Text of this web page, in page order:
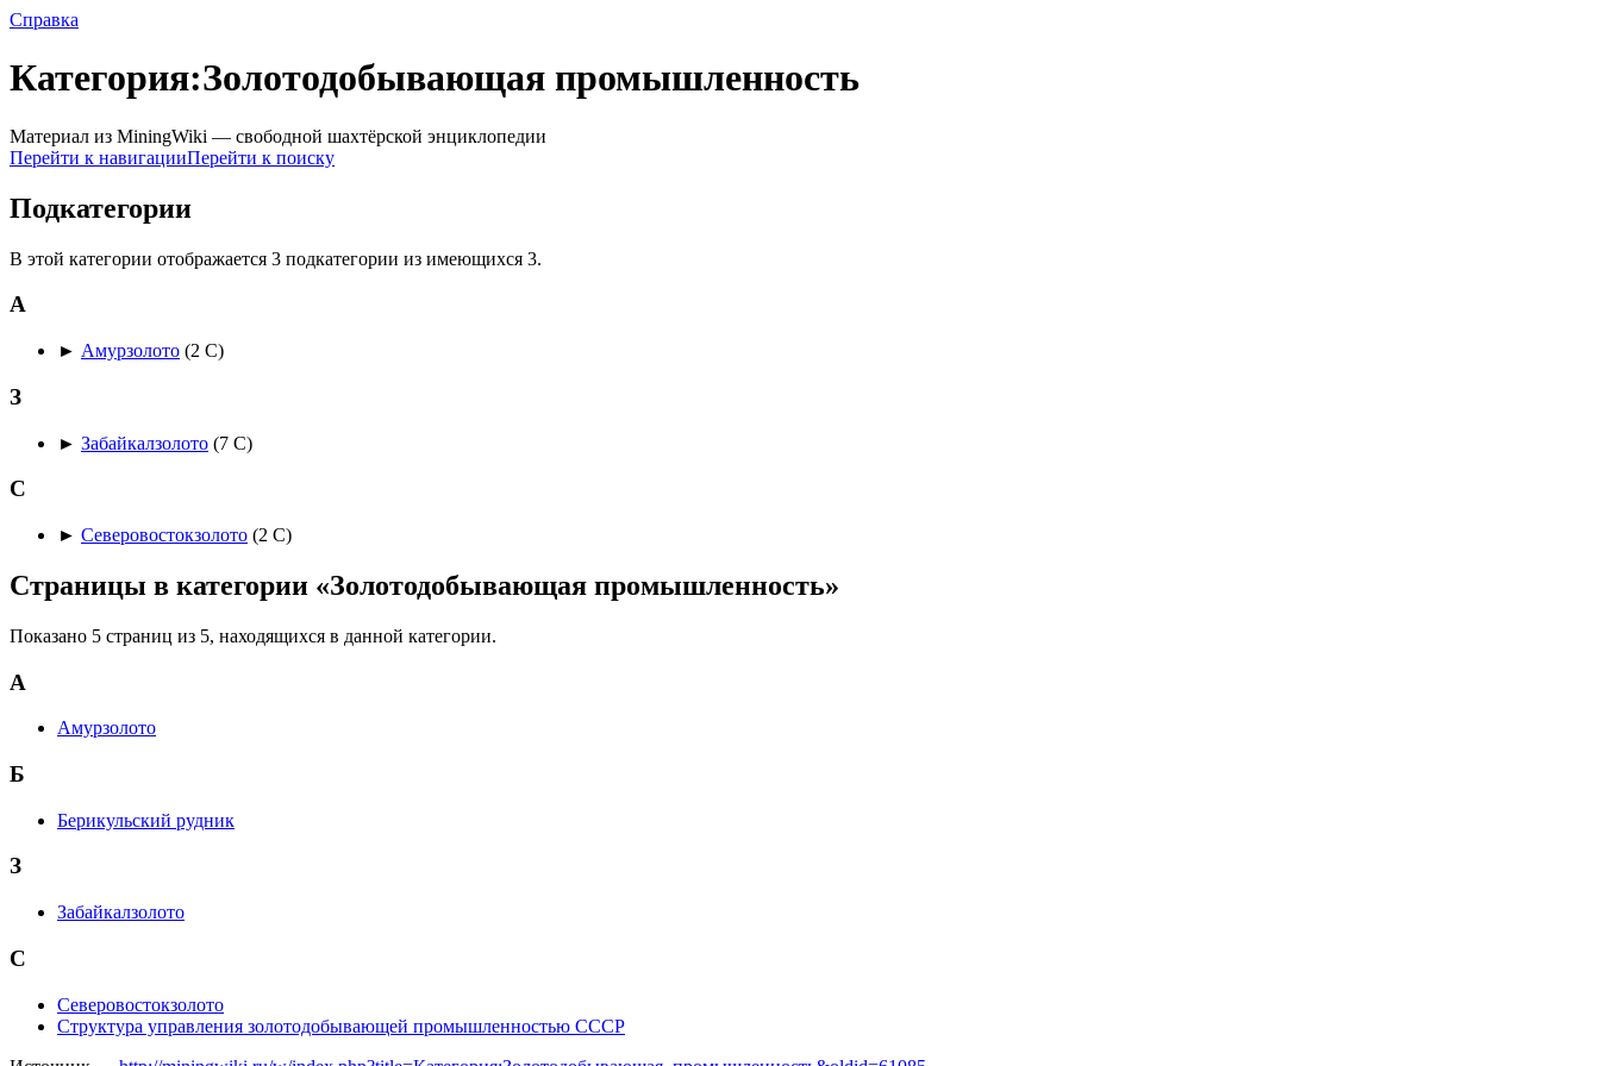
Справка
Категория:Золотодобывающая промышленность
Материал из MiningWiki — свободной шахтёрской энциклопедии
Перейти к навигацииПерейти к поиску
Подкатегории
В этой категории отображается 3 подкатегории из имеющихся 3.
А
► Амурзолото (2 С)
З
► Забайкалзолото (7 С)
С
► Северовостокзолото (2 С)
Страницы в категории «Золотодобывающая промышленность»
Показано 5 страниц из 5, находящихся в данной категории.
А
Амурзолото
Б
Берикульский рудник
З
Забайкалзолото
С
Северовостокзолото
Структура управления золотодобывающей промышленностью СССР